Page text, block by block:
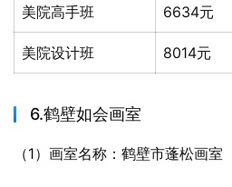
美院高手班 6634元
美院设计班 8014元
6.鹤壁如会画室
（1）画室名称：鹤壁市蓬松画室